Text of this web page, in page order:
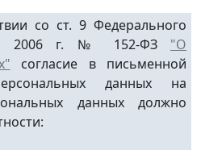
со ст. 9 Федерального
2006 г. № 152-ФЗ "О
согласие в письменной
данных на
данных должно